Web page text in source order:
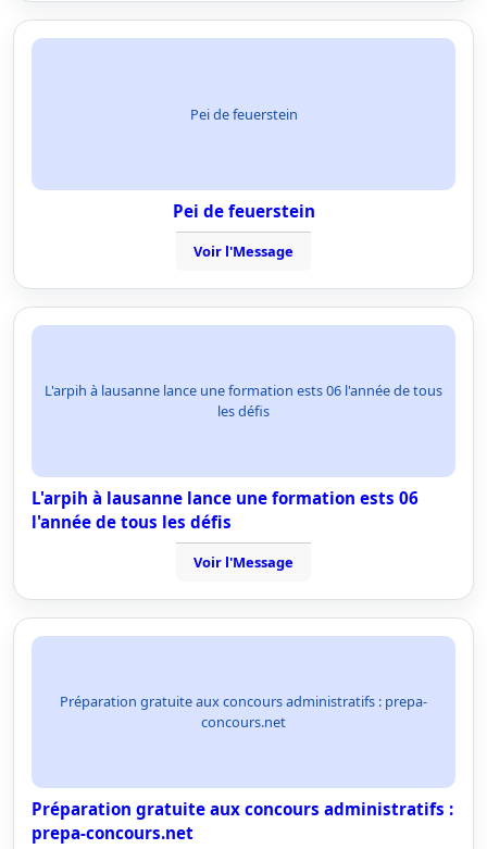
Pei de feuerstein
Pei de feuerstein
Voir l'Message
L'arpih à lausanne lance une formation ests 06 l'année de tous
les défis
L'arpih à lausanne lance une formation ests 06
l'année de tous les défis
Voir l'Message
Préparation gratuite aux concours administratifs : prepa-
concours.net
Préparation gratuite aux concours administratifs :
prepa-concours.net